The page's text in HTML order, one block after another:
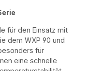
für den Einsatz mit
dem WXP 90 und
für
eine schnelle